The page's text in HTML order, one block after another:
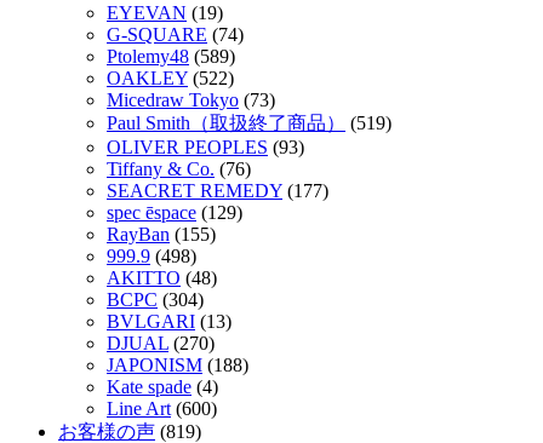
EYEVAN (19)
G-SQUARE (74)
Ptolemy48 (589)
OAKLEY (522)
Micedraw Tokyo (73)
Paul Smith（取扱終了商品）
(519)
OLIVER PEOPLES (93)
Tiffany & Co. (76)
SEACRET REMEDY (177)
spec ēspace (129)
RayBan (155)
999.9 (498)
AKITTO (48)
BCPC (304)
BVLGARI (13)
DJUAL (270)
JAPONISM (188)
Kate spade (4)
Line Art (600)
お客様の声 (819)